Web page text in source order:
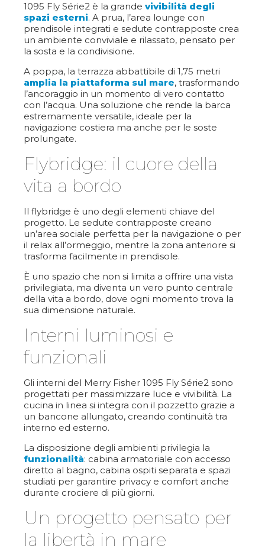
1095 Fly Série2 è la grande vivibilità degli
spazi esterni. A prua, l’area lounge con
prendisole integrati e sedute contrapposte crea
un ambiente conviviale e rilassato, pensato per
la sosta e la condivisione.
A poppa, la terrazza abbattibile di 1,75 metri
amplia la piattaforma sul mare, trasformando
l’ancoraggio in un momento di vero contatto
con l’acqua. Una soluzione che rende la barca
estremamente versatile, ideale per la
navigazione costiera ma anche per le soste
prolungate.
Flybridge: il cuore della
vita a bordo
Il flybridge è uno degli elementi chiave del
progetto. Le sedute contrapposte creano
un’area sociale perfetta per la navigazione o per
il relax all’ormeggio, mentre la zona anteriore si
trasforma facilmente in prendisole.
È uno spazio che non si limita a offrire una vista
privilegiata, ma diventa un vero punto centrale
della vita a bordo, dove ogni momento trova la
sua dimensione naturale.
Interni luminosi e
funzionali
Gli interni del Merry Fisher 1095 Fly Série2 sono
progettati per massimizzare luce e vivibilità. La
cucina in linea si integra con il pozzetto grazie a
un bancone allungato, creando continuità tra
interno ed esterno.
La disposizione degli ambienti privilegia la
funzionalità: cabina armatoriale con accesso
diretto al bagno, cabina ospiti separata e spazi
studiati per garantire privacy e comfort anche
durante crociere di più giorni.
Un progetto pensato per
la libertà in mare